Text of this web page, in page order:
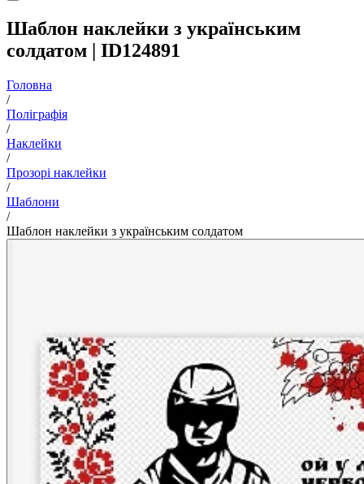
Шаблон наклейки з українським
солдатом | ID124891
Головна
/
Поліграфія
/
Наклейки
/
Прозорі наклейки
/
Шаблони
/
Шаблон наклейки з українським солдатом